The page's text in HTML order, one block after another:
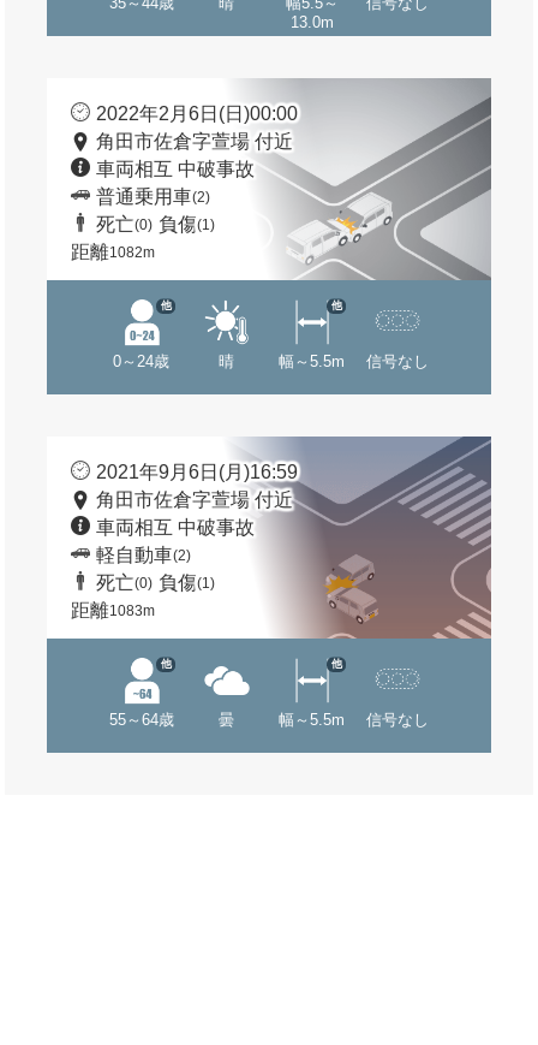
13.0m
2022年2月6日(日)00:00
角田市佐倉字萱場 付近
車両相互 中破事故
普通乗用車(2)
死亡(0) 負傷(1)
距離1082m
0～24歳
他
晴 幅～5.5m
他
信号なし
2021年9月6日(月)16:59
角田市佐倉字萱場 付近
車両相互 中破事故
軽自動車(2)
死亡(0) 負傷(1)
距離1083m
55～64歳
他
曇 幅～5.5m
他
信号なし